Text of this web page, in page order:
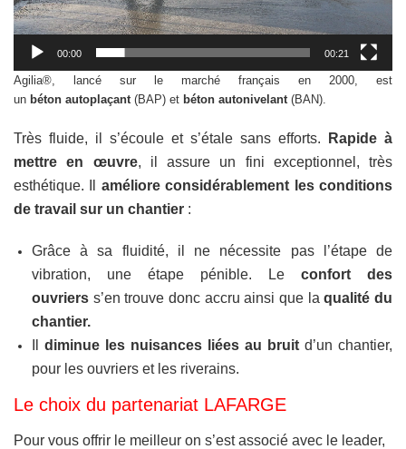
00:00 00:21
Agilia®, lancé sur le marché français en 2000, est
un béton autoplaçant (BAP) et béton autonivelant (BAN).
Très fluide, il s’écoule et s’étale sans efforts.
Rapide à
mettre en œuvre, il assure un fini exceptionnel, très
esthétique. Il améliore considérablement les conditions
de travail sur un chantier :
Grâce à sa fluidité, il ne nécessite pas l’étape de
vibration, une étape pénible. Le confort des
ouvriers s’en trouve donc accru ainsi que laqualité du
chantier.
diminue les nuisances liées au bruit d’un chantier,
pour les ouvriers et les riverains.
Le choix du partenariat LAFARGE
Pour vous offrir le meilleur on s’est associé avec le leader,